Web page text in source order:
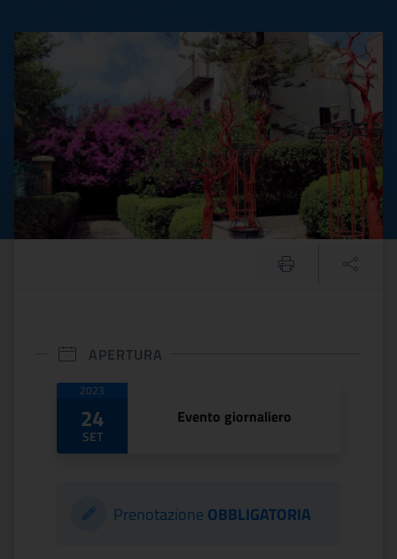
LABORATORIO DI
APERTURA
Date di apertura
2023
24
SET
Evento giornaliero
Prenotazione OBBLIGATORIA